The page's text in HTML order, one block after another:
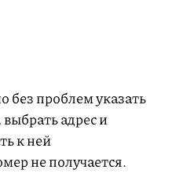
проблем указать
адрес и
к ней
не получается.